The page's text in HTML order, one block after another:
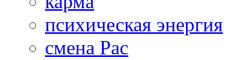
психическая энергия
смена Рас